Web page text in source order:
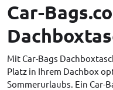
Car-
Mit Car-Bags
Platz in Ihrem Dachbox
Sommerurlaubs. Ein Car-